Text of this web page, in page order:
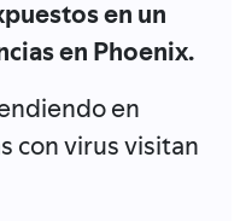
en un
en Phoenix.
en
con virus visitan